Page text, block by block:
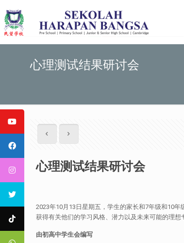
心理测试结果研讨会
心理测试结果研讨会
2023年10月13日星期五，学生的家长和7年级和10
获得有关他们的学习风格、潜力以及未来可能的理
由初高中学生会编写